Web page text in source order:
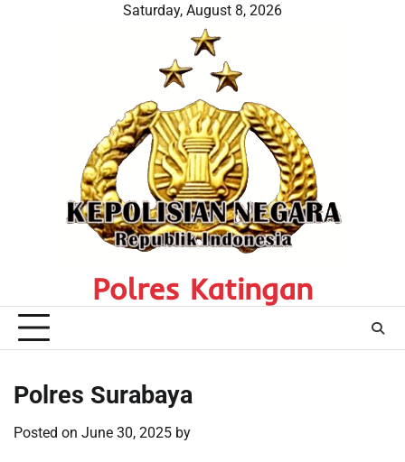
Saturday, August 8, 2026
Polres Katingan
Polres Surabaya
Posted on June 30, 2025 by